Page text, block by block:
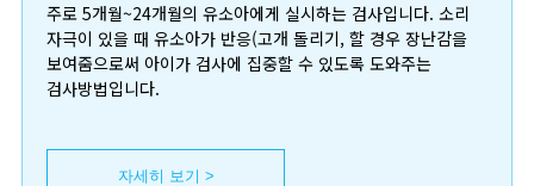
주로 5개월~24개월의 유소아에게 실시하는 검사입니다. 소리
자극이 있을 때 유소아가 반응(고개 돌리기, 할 경우 장난감을
보여줌으로써 아이가 검사에 집중할 수 있도록 도와주는
검사방법입니다.
자세히 보기 >